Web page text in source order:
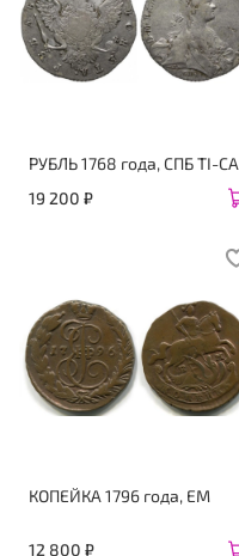
РУБЛЬ 1768 года, СПБ ТI-СА
19 200 ₽
КОПЕЙКА 1796 года, ЕМ
12 800 ₽